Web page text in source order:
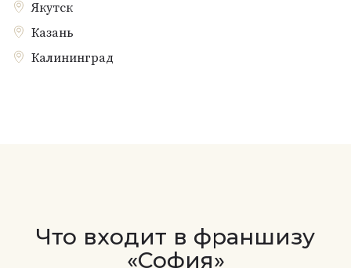
Якутск
Казань
Калининград
Что входит в франшизу
«София»